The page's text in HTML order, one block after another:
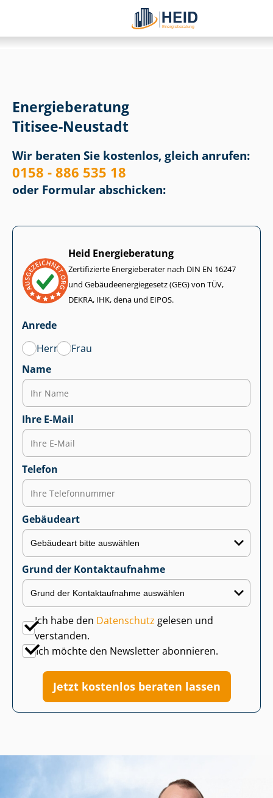
Energieberatung
Titisee-Neustadt
Wir beraten Sie kostenlos, gleich anrufen:
0158 - 886 535 18
oder Formular abschicken:
Heid Energieberatung
Zertifizierte Energieberater nach DIN EN 16247
und Ge­bäu­de­en­er­gie­ge­setz (GEG) von TÜV,
DEKRA, IHK, dena und EIPOS.
Anrede
Herr
Frau
Name
Ihre E-Mail
Telefon
Gebäudeart
Grund der Kontaktaufnahme
Ich habe den Datenschutz gelesen und
verstanden.
Ich möchte den Newsletter abonnieren.
Jetzt kostenlos beraten lassen